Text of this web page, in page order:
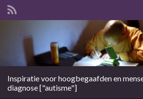
Search for:
Inspiratie voor hoogbegaafden en
diagnose ["autisme"]